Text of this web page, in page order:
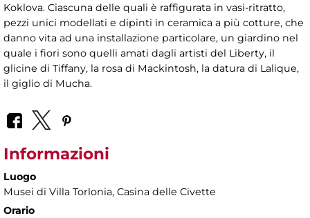
Koklova. Ciascuna delle quali è raffigurata in vasi-ritratto,
pezzi unici modellati e dipinti in ceramica a più cotture, che
danno vita ad una installazione particolare, un giardino nel
quale i fiori sono quelli amati dagli artisti del Liberty, il
glicine di Tiffany, la rosa di Mackintosh, la datura di Lalique,
il giglio di Mucha.
Informazioni
Luogo
Musei di Villa Torlonia, Casina delle Civette
Orario